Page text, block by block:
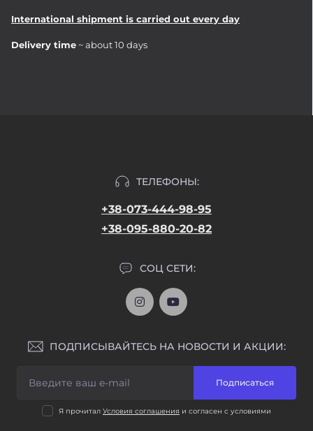
International shipment is carried out every day
Delivery time ~ about 10 days
ТЕЛЕФОНЫ:
+38-073-444-98-95
+38-095-880-20-82
СОЦ СЕТИ:
ПОДПИСЫВАЙТЕСЬ НА НОВОСТИ И АКЦИИ:
Подписаться
Я прочитал Условия соглашения и согласен с условиями